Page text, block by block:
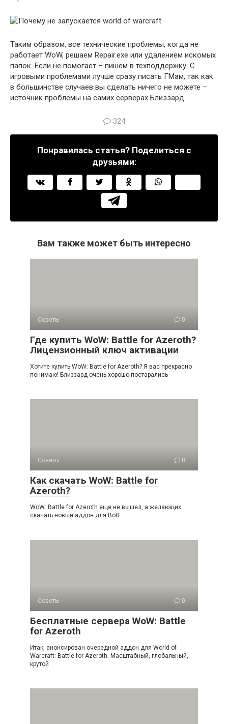
Таким образом, все технические проблемы, когда не
работает WoW, решаем Repair.exe или удалением искомых
папок. Если не помогает – пишем в техподдержку. С
игровыми проблемами лучше сразу писать ГМам, так как
в большинстве случаев вы сделать ничего не можете –
источник проблемы на самих серверах Близзард.
324
Понравилась статья? Поделиться с
друзьями:
Вам также может быть интересно
Советы 0
Где купить WoW: Battle for Azeroth?
Лицензионный ключ активации
Хотите купить WoW: Battle for Azeroth? Я вас прекрасно
понимаю! Близзард очень хорошо постарались
Советы 0
Как скачать WoW: Battle for
Azeroth?
WoW: Battle for Azeroth еще не вышел, а желающих
скачать новый аддон для ВоВ
Советы 0
Бесплатные сервера WoW: Battle
for Azeroth
Итак, анонсирован очередной аддон для World of
Warcraft: Battle for Azeroth. Масштабный, глобальный,
крутой